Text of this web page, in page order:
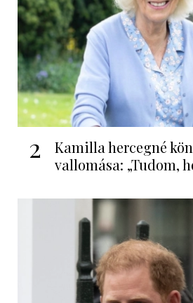
2
Kamilla hercegné
vallomása: „Tudom,